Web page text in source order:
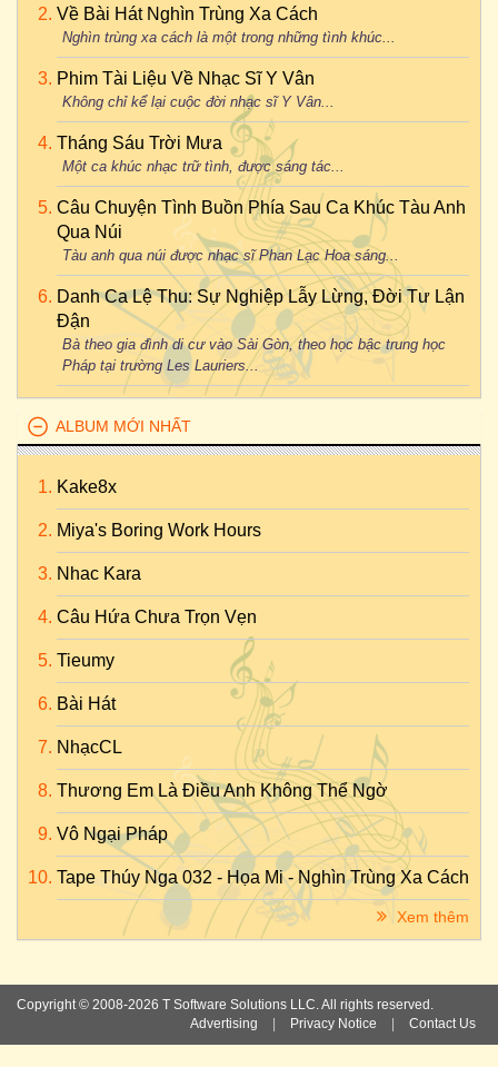
Về Bài Hát Nghìn Trùng Xa Cách
Nghìn trùng xa cách là một trong những tình khúc...
Phim Tài Liệu Về Nhạc Sĩ Y Vân
Không chỉ kể lại cuộc đời nhạc sĩ Y Vân...
Tháng Sáu Trời Mưa
Một ca khúc nhạc trữ tình, được sáng tác...
Câu Chuyện Tình Buồn Phía Sau Ca Khúc Tàu Anh
Qua Núi
Tàu anh qua núi được nhạc sĩ Phan Lạc Hoa sáng...
Danh Ca Lệ Thu: Sự Nghiệp Lẫy Lừng, Đời Tư Lận
Đận
Bà theo gia đình di cư vào Sài Gòn, theo học bậc trung học
Pháp tại trường Les Lauriers...
ALBUM MỚI NHẤT
Kake8x
Miya's Boring Work Hours
Nhac Kara
Câu Hứa Chưa Trọn Vẹn
Tieumy
Bài Hát
NhạcCL
Thương Em Là Điều Anh Không Thể Ngờ
Vô Ngại Pháp
Tape Thúy Nga 032 - Họa Mi - Nghìn Trùng Xa Cách
Xem thêm
Copyright © 2008-2026 T Software Solutions LLC. All rights reserved.
Advertising
Privacy Notice Contact Us